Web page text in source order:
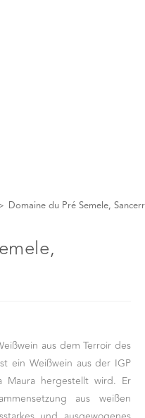
Domaine du Pré Semele,
aus dem Terroir des
ein Weißwein aus der IGP
Maura hergestellt wird. Er
aus weißen